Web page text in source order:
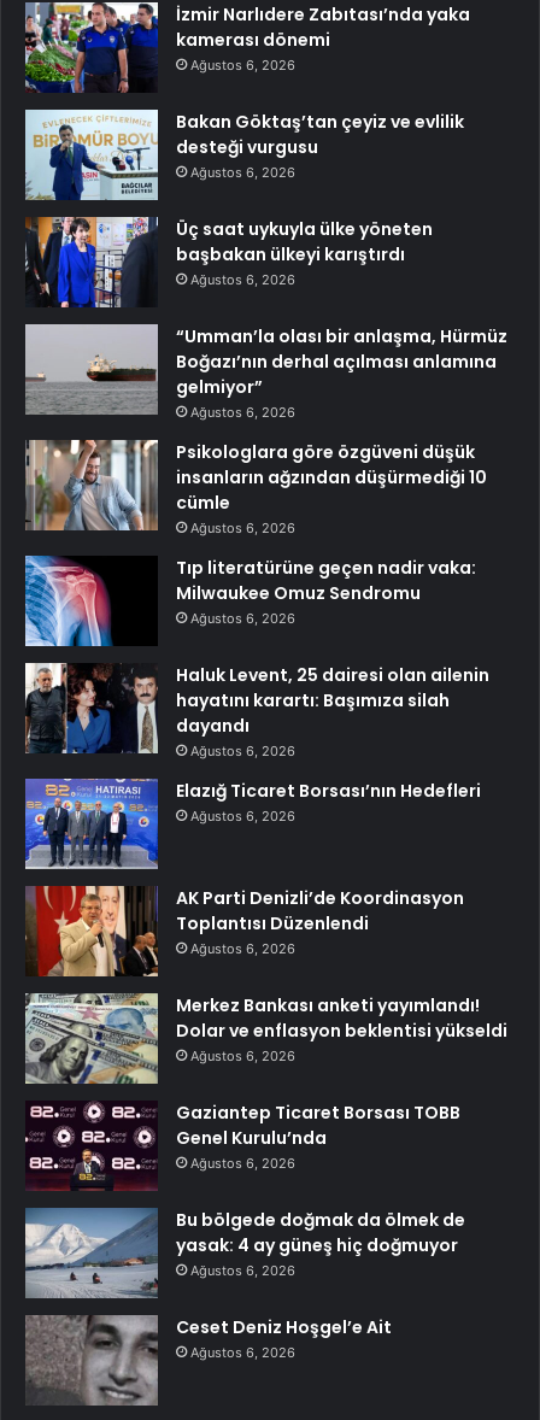
İzmir Narlıdere Zabıtası’nda yaka
kamerası dönemi
Ağustos 6, 2026
Bakan Göktaş’tan çeyiz ve evlilik
desteği vurgusu
Ağustos 6, 2026
Üç saat uykuyla ülke yöneten
başbakan ülkeyi karıştırdı
Ağustos 6, 2026
“Umman’la olası bir anlaşma, Hürmüz
Boğazı’nın derhal açılması anlamına
gelmiyor”
Ağustos 6, 2026
Psikologlara göre özgüveni düşük
insanların ağzından düşürmediği 10
cümle
Ağustos 6, 2026
Tıp literatürüne geçen nadir vaka:
Milwaukee Omuz Sendromu
Ağustos 6, 2026
Haluk Levent, 25 dairesi olan ailenin
hayatını karartı: Başımıza silah
dayandı
Ağustos 6, 2026
Elazığ Ticaret Borsası’nın Hedefleri
Ağustos 6, 2026
AK Parti Denizli’de Koordinasyon
Toplantısı Düzenlendi
Ağustos 6, 2026
Merkez Bankası anketi yayımlandı!
Dolar ve enflasyon beklentisi yükseldi
Ağustos 6, 2026
Gaziantep Ticaret Borsası TOBB
Genel Kurulu’nda
Ağustos 6, 2026
Bu bölgede doğmak da ölmek de
yasak: 4 ay güneş hiç doğmuyor
Ağustos 6, 2026
Ceset Deniz Hoşgel’e Ait
Ağustos 6, 2026